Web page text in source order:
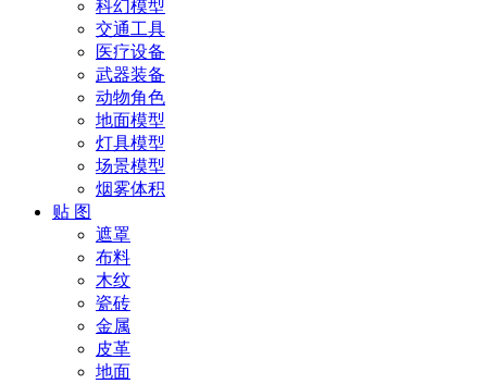
科幻模型
交通工具
医疗设备
武器装备
动物角色
地面模型
灯具模型
场景模型
烟雾体积
贴 图
遮罩
布料
木纹
瓷砖
金属
皮革
地面